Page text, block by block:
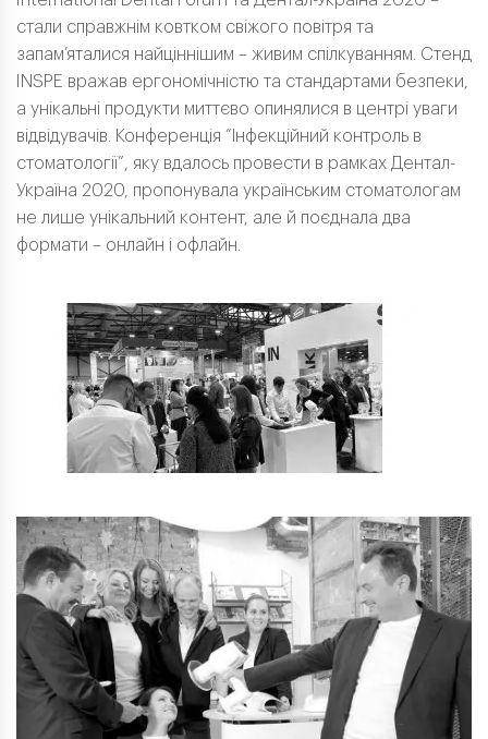
стали справжнім ковтком свіжого повітря та
запам’яталися найціннішим – живим спілкуванням. Стенд
INSPE вражав ергономічністю та стандартами безпеки,
а унікальні продукти миттєво опинялися в центрі уваги
відвідувачів. Конференція “Інфекційний контроль в
стоматології”, яку вдалось провести в рамках Дентал-
Україна 2020, пропонувала українським стоматологам
не лише унікальний контент, але й поєднала два
формати – онлайн і офлайн.